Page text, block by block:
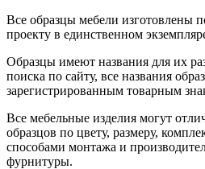
Все образцы мебели изготовлены
проекту в единственном
Образцы имеют названия для их
поиска по сайту, все названия
зарегистрированным товарным
Все мебельные изделия могут
образцов по цвету, размеру,
способами монтажа и
фурнитуры.